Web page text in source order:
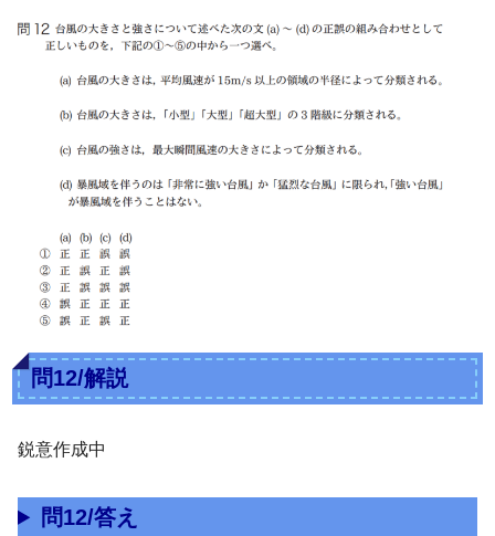
問12/解説
鋭意作成中
問12/答え